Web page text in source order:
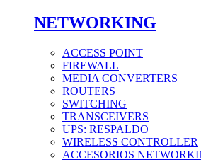
NETWORKING
ACCESS POINT
FIREWALL
MEDIA CONVERTERS
ROUTERS
SWITCHING
TRANSCEIVERS
UPS: RESPALDO
WIRELESS CONTROLLER
ACCESORIOS